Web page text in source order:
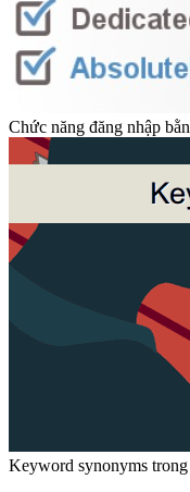
Chức năng đăng nhập
Keyword synonyms